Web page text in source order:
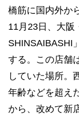
橋筋に国内外か
11月23日、大阪
SHINSAIBASHI
する。この店舗
していた場所。
年齢などを超え
から、改めて新